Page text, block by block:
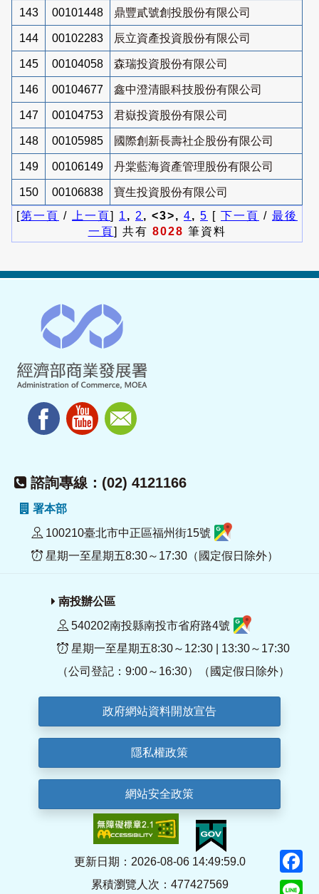
143 00101448 鼎豐貳號創投股份有限公司
144 00102283 辰立資產投資股份有限公司
145 00104058 森瑞投資股份有限公司
146 00104677 鑫中澄清眼科技股份有限公司
147 00104753 君嶽投資股份有限公司
148 00105985 國際創新長壽社企股份有限公司
149 00106149 丹棠藍海資產管理股份有限公司
150 00106838
寶生投資股份有限公司
[第一頁 / 上一頁] 1 , 2 , <3>, 4, 5 [ 下一頁 / 最後
一頁] 共有 8028 筆資料
諮詢專線：(02) 4121166
署本部
100210臺北市中正區福州街15號
星期一至星期五8:30～17:30（國定假日除外）
南投辦公區
540202南投縣南投市省府路4號
星期一至星期五8:30～12:30 | 13:30～17:30
（公司登記：9:00～16:30）（國定假日除外）
政府網站資料開放宣告
隱私權政策
網站安全政策
更新日期：2026-08-06 14:49:59.0
累積瀏覽人次：477427569